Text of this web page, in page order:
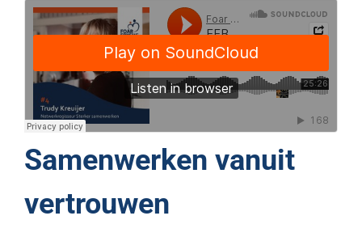
Samenwerken vanuit
vertrouwen